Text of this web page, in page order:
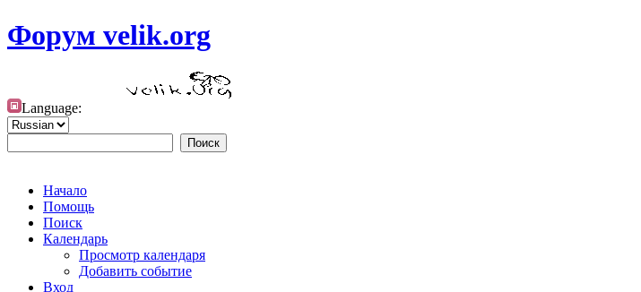
Форум velik.org
Language:
Начало
Помощь
Поиск
Календарь
Просмотр календаря
Добавить событие
Вход